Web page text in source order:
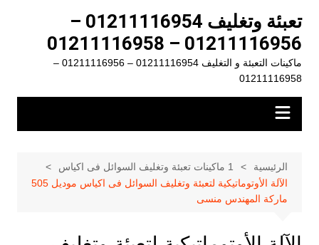
المحتوى
تعبئة وتغليف 01211116954 –
01211116956 – 01211116958
ماكينات التعبئة و التغليف 01211116954 – 01211116956 –
01211116958
الرئيسية
1 ماكينات تعبئة وتغليف السوائل فى اكياس
الآلة الأوتوماتيكية لتعبئة وتغليف السوائل فى اكياس موديل 505
ماركة المهندس منسى